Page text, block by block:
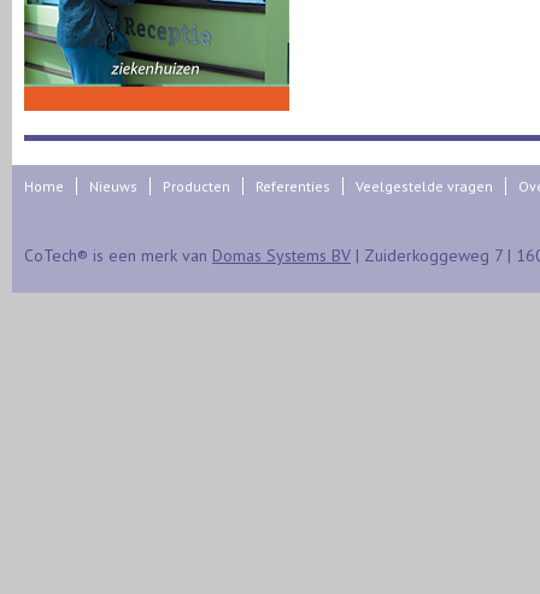
Home Nieuws Producten Referenties Veelgestelde vragen
CoTech® is een merk van Domas Systems BV | Zuiderkoggeweg 7 |